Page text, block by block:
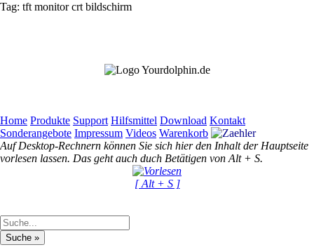
Tag: tft monitorcrt bildschirm
Home Produkte Support Hilfsmittel Download Kontakt
Sonderangebote Impressum Videos Warenkorb
Auf Desktop-Rechnern können Sie sich hier den Inhalt der Hauptseite
vorlesen lassen. Das geht auch duch Betätigen von Alt + S.
[ Alt + S ]